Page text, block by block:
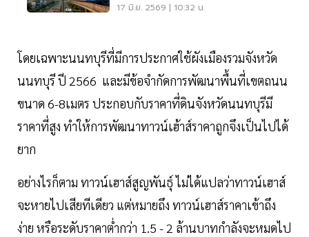
17 มิ.ย. 2569 | 10:32 น.
โดยเฉพาะนนทบุรีที่มีการประกาศใช้ผังเมืองรวมจังหวัด
นนทบุรี ปี 2566 และมีข้อจำกัดการพัฒนาพื้นที่เขตถนน
ขนาด 6-8เมตร ประกอบกับราคาที่ดินจังหวัดนนทบุรีมี
ราคาที่สูง ทำให้การพัฒนาทาวน์เฮ้าส์ราคาถูกจึงเป็นไปได้
ยาก
อย่างไรก็ตาม ทาวน์เฮาส์สูญพันธุ์ ไม่ได้แปลว่าทาวน์เฮาส์
จะหายไปเสียทีเดียว แต่หมายถึง ทาวน์เฮาส์ราคาเข้าถึง
ง่าย หรือระดับราคาต่ำกว่า 1.5 - 2 ล้านบาทกำลังจะหมดไป